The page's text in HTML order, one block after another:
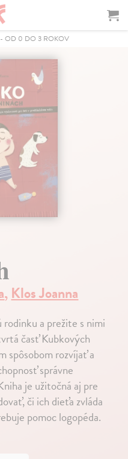
- OD 0 DO 3 ROKOV
,Klos Joanna
rodinku a prežite s nimi
časť Kubkových
spôsobom rozvíjať a
správne
je užitočná aj pre
či ich dieťa zvláda
pomoc logopéda.